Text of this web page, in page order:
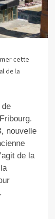
cette
de la
de
nouvelle
de la